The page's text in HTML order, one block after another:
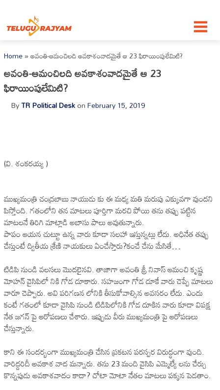
Home»అవంతి-ఆమంచిలది అవకాశంవాదమైతే ఆ 23 ఫిరాయింపులేమిటి?
అవంతి-ఆమంచిలది అవకాశంవాదమైతే ఆ 23
ఫిరాయింపులేమిటి?
ByTR Political DeskonFebruary 15, 2019
(వి. శంకరయ్య )
ముఖ్యమంత్రి చంద్రబాబు నాయుడు కు ఈ మధ్య మతి మరుపు ఎక్కువగా వుందని
పిస్తోంది. గతంలోని తన మాటలు పూర్తిగా మరచి పోయి తను తప్పు పట్టిన
మాటలనే తిరిగి మాట్లాడి అబాసు పాలు అవుతున్నారు.
పాపం ఆయన చుట్టూ ఉన్న వారు కూడా సలహా ఇస్తున్నట్లు లేదు. అధినేత తప్పు
చేస్తుంటే ద్వితీయ శ్రేణి నాయకులు ఏంచేస్తారు?కంచే చేను మేసితే…
టిడిపి నుండి వలసలు మొదలైనవి. తాజాగా అవంతి శ్రీ నివాస్ ఆమంచి కృష్ణ
మోహన్ వైసిపిలో నికి గోడ దూకారు. సహజంగా గోడ దూకే వారు చెప్పే మాటలు
వారూ చెప్పారు. అవి పరిగణన లోనికి తీసుకోవాల్సిన అవసరం లేదు. ఎందు
కంటే గతంలో కూడా వైసిపి నుండి టిడిపిలోనికి గోడ దూకిన వారు కూడా విపక్ష
నేత జగన్ పై ఆరోపణలు చేశారు. ఇప్పుడు వీరు ముఖ్యమంత్రి పై ఆరోపణలు
చేస్తున్నారు.
కాని ఈ సందర్భంగా ముఖ్యమంత్రి చేసిన ప్రకటన పరస్పర విరుద్ధంగా వుంది.
వారిద్దరిదీ అవకాశ వాద మన్నారు. తను 23 మంది వైసిపి ఎమ్మెల్యే లను చేర్చు
కొన్నపుడు అవకాశవాదం కాదా? చోటా మోటా నేతల మాటలు పక్కన పెడతాం.